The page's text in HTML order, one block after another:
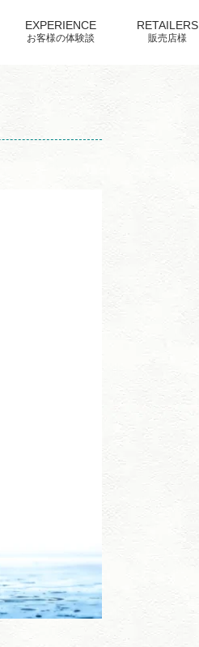
EXPERIENCE
お客様の体験談
RETAILERS
販売店様